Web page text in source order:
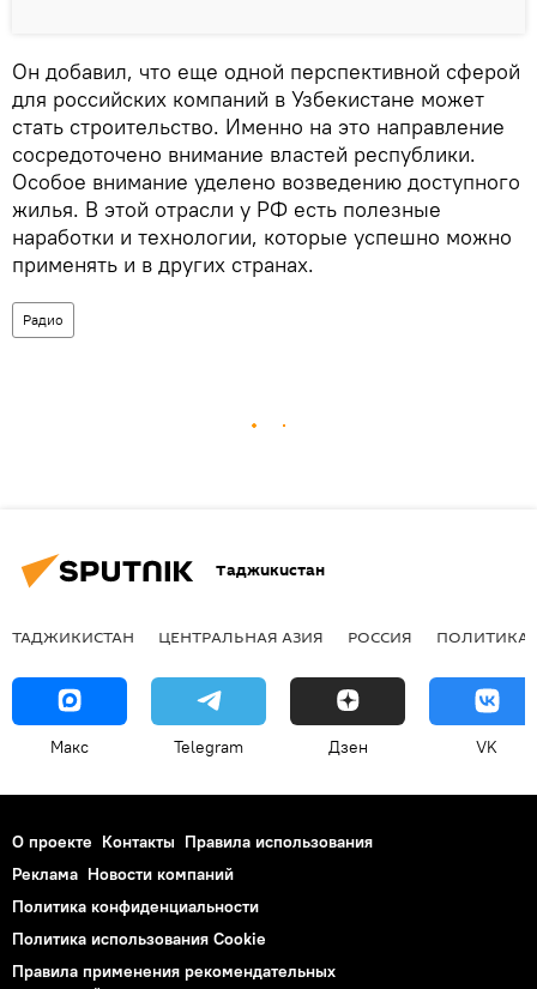
Он добавил, что еще одной перспективной сферой
для российских компаний в Узбекистане может
стать строительство. Именно на это направление
сосредоточено внимание властей республики.
Особое внимание уделено возведению доступного
жилья. В этой отрасли у РФ есть полезные
наработки и технологии, которые успешно можно
применять и в других странах.
Радио
Таджикистан
ТАДЖИКИСТАН ЦЕНТРАЛЬНАЯ АЗИЯ РОССИЯ ПОЛИТИКА
Макс Telegram Дзен VK
О проекте Контакты Правила использования
Реклама Новости компаний
Политика конфиденциальности
Политика использования Cookie
Правила применения рекомендательных